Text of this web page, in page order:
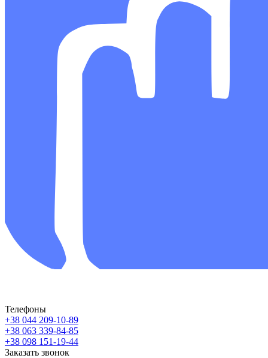
Телефоны
+38 044 209-10-89
+38 063 339-84-85
+38 098 151-19-44
Заказать звонок